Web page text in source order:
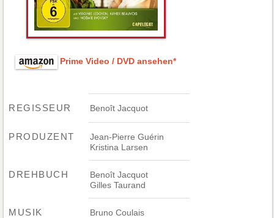
Prime Video / DVD ansehen*
REGISSEUR Benoît Jacquot
PRODUZENT
Jean-Pierre Guérin
Kristina Larsen
DREHBUCH
Benoît Jacquot
Gilles Taurand
MUSIK Bruno Coulais